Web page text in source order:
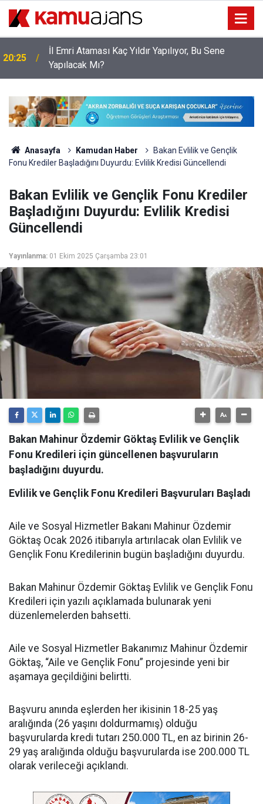
20:25
İl Emri Ataması Kaç Yıldır Yapılıyor, Bu Sene
Yapılacak Mı?
Anasayfa Kamudan Haber
Bakan Evlilik ve Gençlik
Fonu Krediler Başladığını Duyurdu: Evlilik Kredisi Güncellendi
Bakan Evlilik ve Gençlik Fonu Krediler
Başladığını Duyurdu: Evlilik Kredisi
Güncellendi
Yayınlanma: 01 Ekim 2025 Çarşamba 23:01
Bakan Mahinur Özdemir Göktaş Evlilik ve Gençlik
Fonu Kredileri için güncellenen başvuruların
başladığını duyurdu.
Evlilik ve Gençlik Fonu Kredileri Başvuruları Başladı
Aile ve Sosyal Hizmetler Bakanı Mahinur Özdemir
Göktaş Ocak 2026 itibarıyla artırılacak olan Evlilik ve
Gençlik Fonu Kredilerinin bugün başladığını duyurdu.
Bakan Mahinur Özdemir Göktaş Evlilik ve Gençlik Fonu
Kredileri için yazılı açıklamada bulunarak yeni
düzenlemelerden bahsetti.
Aile ve Sosyal Hizmetler Bakanımız Mahinur Özdemir
Göktaş, “Aile ve Gençlik Fonu” projesinde yeni bir
aşamaya geçildiğini belirtti.
Başvuru anında eşlerden her ikisinin 18-25 yaş
aralığında (26 yaşını doldurmamış) olduğu
başvurularda kredi tutarı 250.000 TL, en az birinin 26-
29 yaş aralığında olduğu başvurularda ise 200.000 TL
olarak verileceği açıklandı.